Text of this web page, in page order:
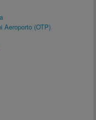
Aeroporto (OTP)